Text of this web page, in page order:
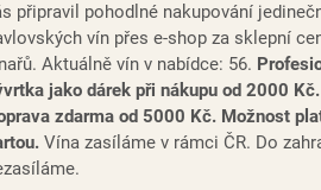
připravil pohodlné nakupování
vín přes e-shop za sklepní
Aktuálně vín v nabídce: 56.
jako dárek při nákupu od 2000 Kč.
zdarma od 5000 Kč. Možnost
Vína zasíláme v rámci ČR. Do